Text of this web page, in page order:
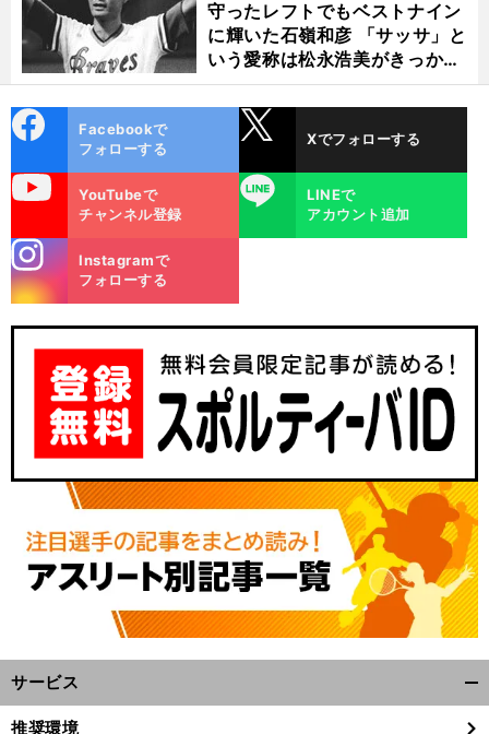
守ったレフトでもベストナイン
に輝いた石嶺和彦 「サッサ」と
いう愛称は松永浩美がきっか
け？
ok
Facebookで
フォローする
Xでフォローする
YouTubeで
チャンネル登録
LINE
LINEで
アカウント追加
m
Instagramで
フォローする
サービス
推奨環境